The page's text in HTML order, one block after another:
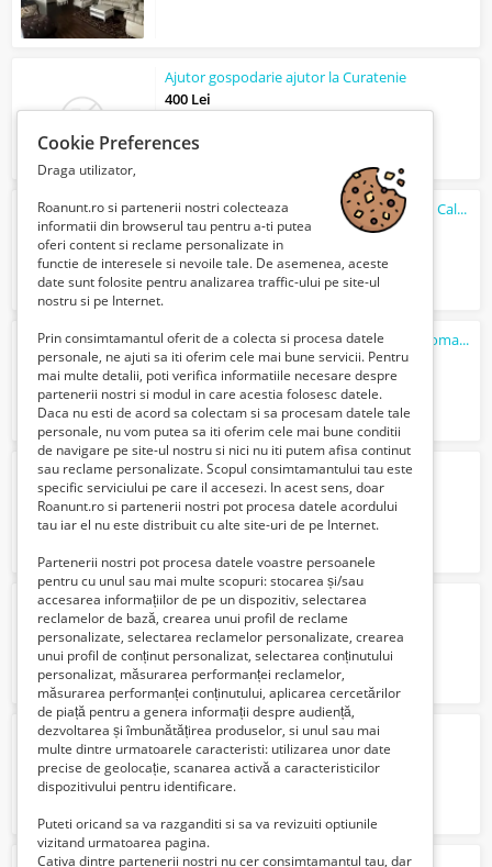
Ajutor gospodarie ajutor la Curatenie
400 Lei
GM1303 Inchiriere casa interbelica Uniriii_ Calarasi_stradal
2750 Euro €
Fabrica de mobila executam mobilier la comanda
Verifica cu vanzatorul
Teren 150 mp Fetesti
10000 Euro €
Barbat ajutor in casa nu am obligatii
450 Lei
Casa batraneasca
25000 Euro €
Cookie Preferences
Draga utilizator,
Roanunt.ro si partenerii nostri colecteaza
informatii din browserul tau pentru a-ti putea
oferi content si reclame personalizate in
functie de interesele si nevoile tale. De asemenea, aceste
date sunt folosite pentru analizarea traffic-ului pe site-ul
nostru si pe Internet.
Prin consimtamantul oferit de a colecta si procesa datele
personale, ne ajuti sa iti oferim cele mai bune servicii. Pentru
mai multe detalii, poti verifica informatiile necesare despre
partenerii nostri si modul in care acestia folosesc datele.
Daca nu esti de acord sa colectam si sa procesam datele tale
personale, nu vom putea sa iti oferim cele mai bune conditii
de navigare pe site-ul nostru si nici nu iti putem afisa continut
sau reclame personalizate. Scopul consimtamantului tau este
specific serviciului pe care il accesezi. In acest sens, doar
Roanunt.ro si partenerii nostri pot procesa datele acordului
tau iar el nu este distribuit cu alte site-uri de pe Internet.
Partenerii nostri pot procesa datele voastre persoanele
pentru cu unul sau mai multe scopuri: stocarea și/sau
accesarea informațiilor de pe un dispozitiv, selectarea
reclamelor de bază, crearea unui profil de reclame
personalizate, selectarea reclamelor personalizate, crearea
unui profil de conținut personalizat, selectarea conținutului
personalizat, măsurarea performanței reclamelor,
măsurarea performanței conținutului, aplicarea cercetărilor
de piață pentru a genera informații despre audiență,
dezvoltarea și îmbunătățirea produselor, si unul sau mai
multe dintre urmatoarele caracteristi: utilizarea unor date
precise de geolocație, scanarea activă a caracteristicilor
dispozitivului pentru identificare.
Puteti oricand sa va razganditi si sa va revizuiti optiunile
vizitand urmatoarea pagina.
Cativa dintre partenerii nostri nu cer consimtamantul tau, dar